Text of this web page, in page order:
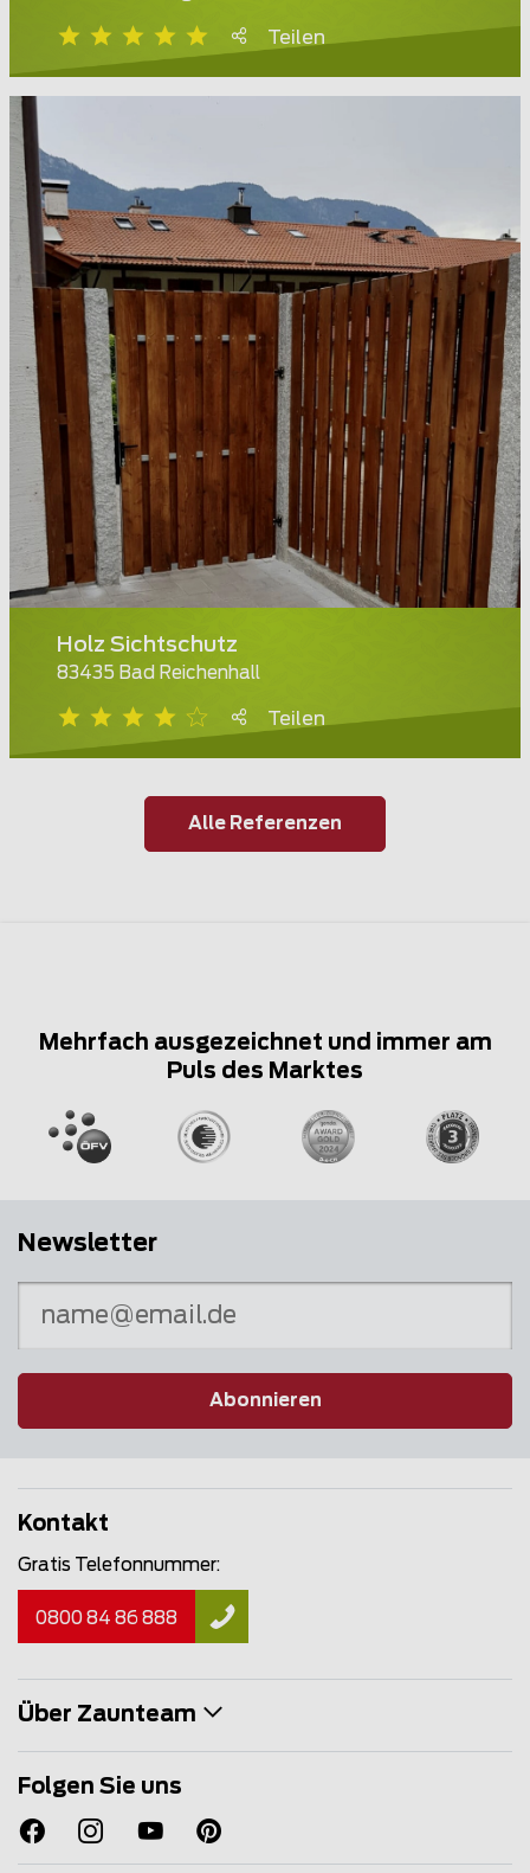
Teilen
Holz Sichtschutz
83435 Bad Reichenhall
Teilen
Alle Referenzen
Mehrfach ausgezeichnet und immer am
Puls des Marktes
Newsletter
Abonnieren
Kontakt
Gratis Telefonnummer:
0800 84 86 888
Über Zaunteam
Folgen Sie uns